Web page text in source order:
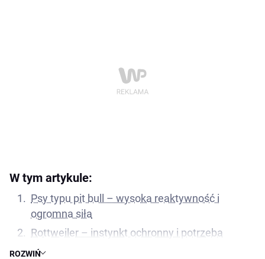
W tym artykule:
ROZWIŃ
Psy typu pit bull – wysoka reaktywność i
ogromna siła
Rottweiler – instynkt ochronny i potrzeba
jasnych granic